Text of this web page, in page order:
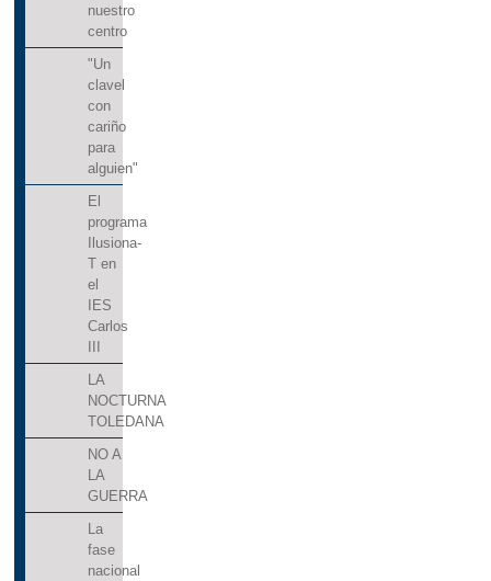
nuestro
centro
"Un
clavel
con
cariño
para
alguien"
El
programa
Ilusiona-
T en
el
IES
Carlos
LA
NOCTURNA
TOLEDANA
NO A
LA
GUERRA
La
fase
nacional